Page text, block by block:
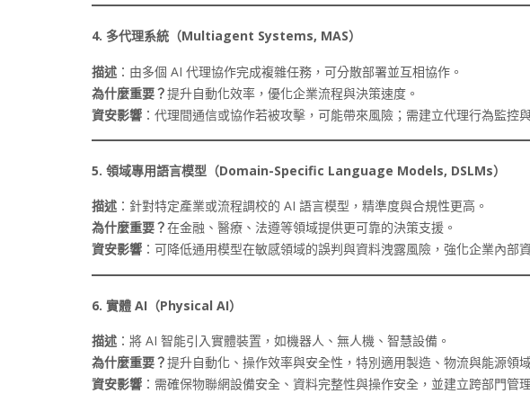
4. 多代理系統（Multiagent Systems, MAS）
描述 ：由多個 AI 代理協作完成複雜任務，可分散部署並互相協作。
為什麼重要？提升自動化效率，優化企業流程與決策速度。
資安影響 ：代理間通信或協作若被攻擊，可能帶來風險；需建立代理行為監控
5. 領域專用語言模型（Domain-Specific Language Models, DSLMs）
描述 ：針對特定產業或流程調校的 AI 語言模型，精準度與合規性更高。
為什麼重要？在金融、醫療、法遵等領域提供更可靠的決策支援。
資安影響 ：可降低通用模型在敏感領域的誤判與資料洩露風險，強化企業內部
6. 實體 AI （Physical AI）
描述 ：將 AI 智能引入實體裝置，如機器人、無人機、智慧設備。
為什麼重要？提升自動化、操作效率與安全性，特別適用製造、物流與能源領
資安影響 ：需確保物聯網設備安全、資料完整性與操作安全，並建立跨部門管